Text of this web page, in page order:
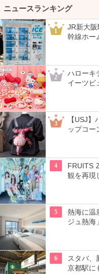
ニュースランキング
1
JR新大
幹線ホー
2
ハローキ
イーツビ
3
【USJ
ップコー
4
FRUITS
観を再現
5
熱海に温
ジュ熱海
6
スタバ、
京都駅に